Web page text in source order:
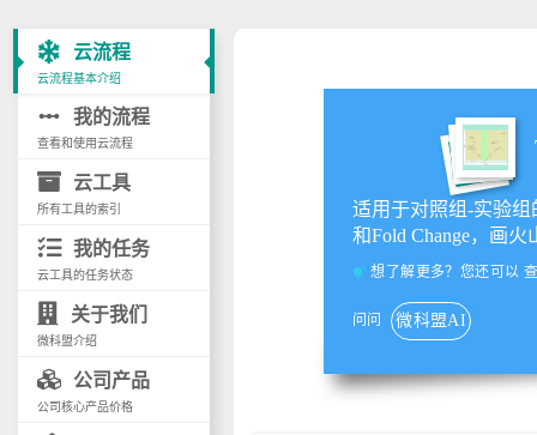
云流程
云流程基本介绍
linear_scale 我的流程
查看和使用云流程
云工具
所有工具的索引
我的任务
云工具的任务状态
关于我们
微科盟介绍
公司产品
公司核心产品价格
适用于对照组-实验
和Fold Change，画火
tips_and_updates 想了解更多？您还可以
问问 微科盟AI